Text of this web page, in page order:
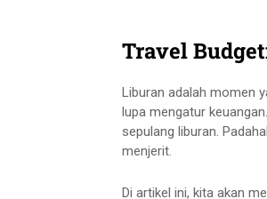
Travel
Liburan adalah momen
lupa mengatur
sepulang liburan.
menjerit.
Di artikel ini, kita akan